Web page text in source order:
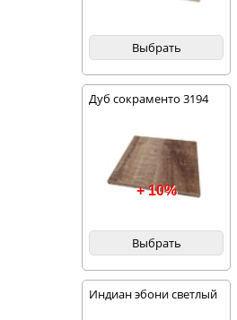
Выбрать
Дуб сокраменто 3194
+ 10%
Выбрать
Индиан эбони светлый